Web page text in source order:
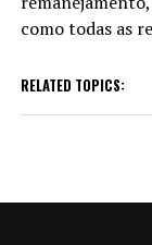
como todas as
RELATED TOPICS: